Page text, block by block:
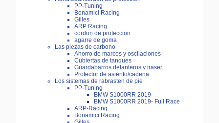
PP-Tuning
Bonamici Racing
Gilles
ARP Racing
cordon de proteccion
agarre de goma
Las piezas de carbono
Ahorro de marcos y oscilaciones
Cubiertas de tanques
Guardabarros delanteros y traser
Protector de asiento/cadena
Los sistemas de rabrasten de pie
PP-Tuning
BMW S1000RR 2019-
BMW S1000RR 2019- Full Race
ARP-Racing
Bonamici Racing